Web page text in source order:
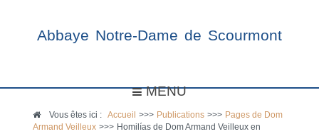
Abbaye Notre-Dame de Scourmont
MENU
Vous êtes ici :Accueil >>> Publications >>> Pages de Dom
Armand Veilleux >>> Homilías de Dom Armand Veilleux en